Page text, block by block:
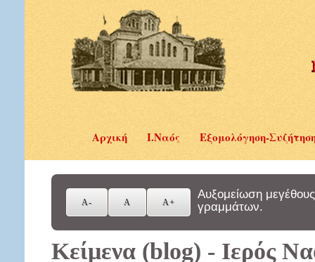
Αρχική Ι.Ναός Εξομολόγηση-
Αυξομείωση μεγέθους
γραμμάτων.
Κείμενα (blog) - Ιερός